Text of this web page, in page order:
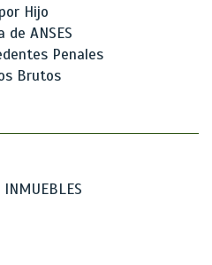
Hijo
ANSES
Penales
Brutos